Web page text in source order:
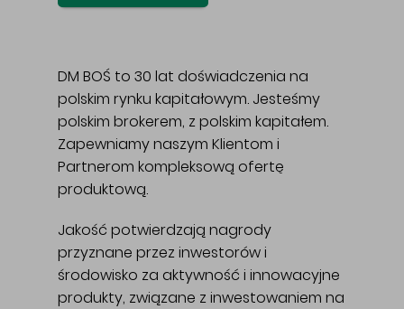
DM BOŚ to 30 lat doświadczenia na
polskim rynku kapitałowym. Jesteśmy
polskim brokerem, z polskim kapitałem.
Zapewniamy naszym Klientom i
Partnerom kompleksową ofertę
produktową.
Jakość potwierdzają nagrody
przyznane przez inwestorów i
środowisko za aktywność i innowacyjne
produkty, związane z inwestowaniem na